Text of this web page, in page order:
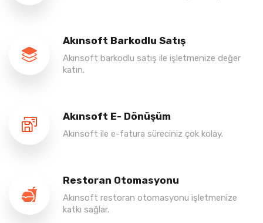
Akınsoft Barkodlu Satış
Akınsoft barkodlu satış ile işletmenize değer
katın.
Akınsoft E- Dönüşüm
Akınsoft ile e-fatura süreciniz çok kolay.
Restoran Otomasyonu
Akınsoft restoran otomasyonu işletmenize
katkı sağlar.